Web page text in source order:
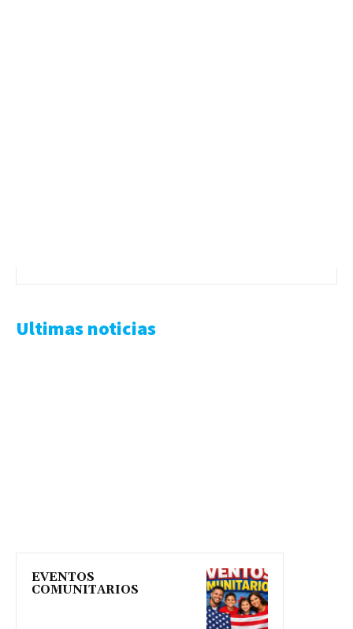
Ultimas noticias
EVENTOS
COMUNITARIOS